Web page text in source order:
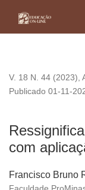
V. 18 N. 44 (2023),
com
Publicado 01-11-
Francisco Bruno